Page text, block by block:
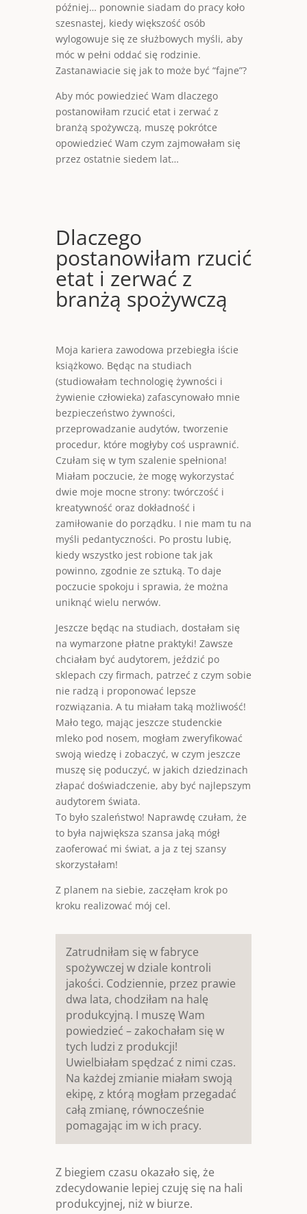
później… ponownie siadam do pracy koło
szesnastej, kiedy większość osób
wylogowuje się ze służbowych myśli, aby
móc w pełni oddać się rodzinie.
Zastanawiacie się jak to może być “fajne”?
Aby móc powiedzieć Wam dlaczego
postanowiłam rzucić etat i zerwać z
branżą spożywczą, muszę pokrótce
opowiedzieć Wam czym zajmowałam się
przez ostatnie siedem lat…
Dlaczego
postanowiłam rzucić
etat i zerwać z
branżą spożywczą
Moja kariera zawodowa przebiegła iście
książkowo. Będąc na studiach
(studiowałam technologię żywności i
żywienie człowieka) zafascynowało mnie
bezpieczeństwo żywności,
przeprowadzanie audytów, tworzenie
procedur, które mogłyby coś usprawnić.
Czułam się w tym szalenie spełniona!
Miałam poczucie, że mogę wykorzystać
dwie moje mocne strony: twórczość i
kreatywność oraz dokładność i
zamiłowanie do porządku. I nie mam tu na
myśli pedantyczności. Po prostu lubię,
kiedy wszystko jest robione tak jak
powinno, zgodnie ze sztuką. To daje
poczucie spokoju i sprawia, że można
uniknąć wielu nerwów.
Jeszcze będąc na studiach, dostałam się
na wymarzone płatne praktyki! Zawsze
chciałam być audytorem, jeździć po
sklepach czy firmach, patrzeć z czym sobie
nie radzą i proponować lepsze
rozwiązania. A tu miałam taką możliwość!
Mało tego, mając jeszcze studenckie
mleko pod nosem, mogłam zweryfikować
swoją wiedzę i zobaczyć, w czym jeszcze
muszę się poduczyć, w jakich dziedzinach
złapać doświadczenie, aby być najlepszym
audytorem świata.
To było szaleństwo! Naprawdę czułam, że
to była największa szansa jaką mógł
zaoferować mi świat, a ja z tej szansy
skorzystałam!
Z planem na siebie, zaczęłam krok po
kroku realizować mój cel.
Zatrudniłam się w fabryce
spożywczej w dziale kontroli
jakości. Codziennie, przez prawie
dwa lata, chodziłam na halę
produkcyjną. I muszę Wam
powiedzieć – zakochałam się w
tych ludzi z produkcji!
Uwielbiałam spędzać z nimi czas.
Na każdej zmianie miałam swoją
ekipę, z którą mogłam przegadać
całą zmianę, równocześnie
pomagając im w ich pracy.
Z biegiem czasu okazało się, że
zdecydowanie lepiej czuję się na hali
produkcyjnej, niż w biurze.